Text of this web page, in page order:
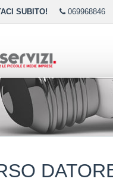
SUBITO! 069968846